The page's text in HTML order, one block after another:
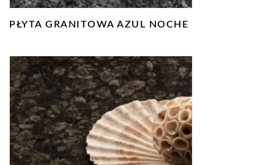
PŁYTA GRANITOWA AZUL NOCHE